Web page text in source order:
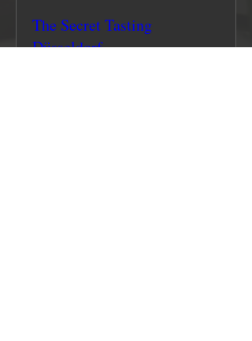
The Secret Tasting
Düsseldorf